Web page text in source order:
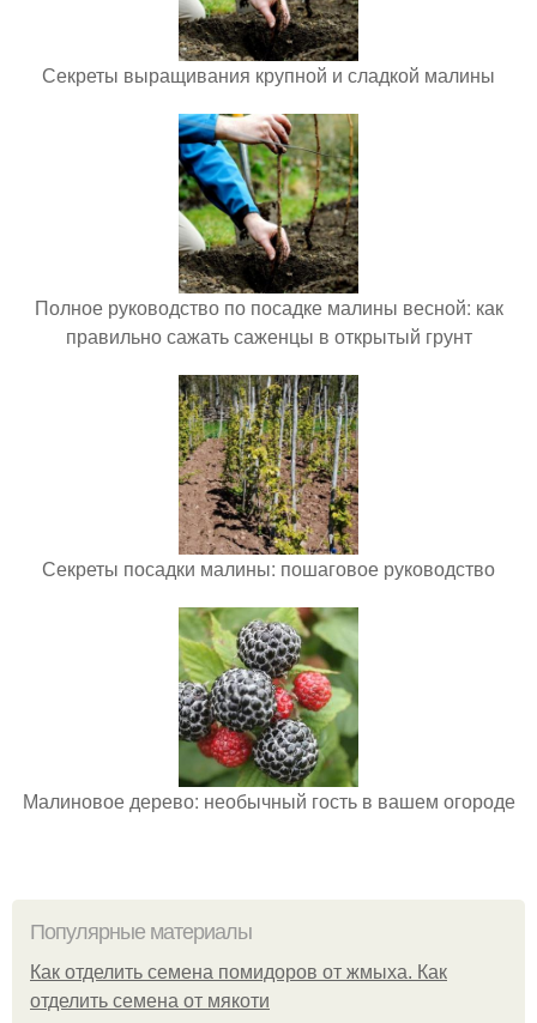
Секреты выращивания крупной и сладкой малины
Полное руководство по посадке малины весной: как
правильно сажать саженцы в открытый грунт
Секреты посадки малины: пошаговое руководство
Малиновое дерево: необычный гость в вашем огороде
Популярные материалы
Как отделить семена помидоров от жмыха. Как
отделить семена от мякоти